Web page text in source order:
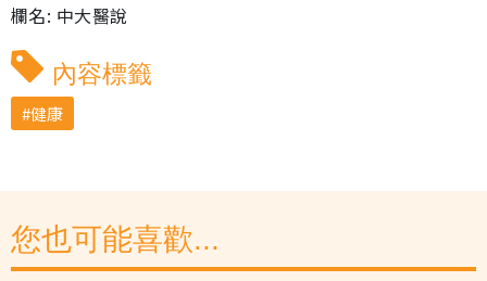
欄名: 中大醫說
內容標籤
健康
您也可能喜歡...